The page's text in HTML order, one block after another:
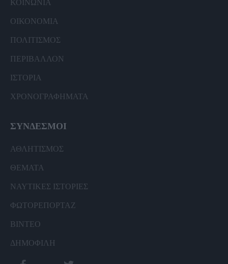
ΚΟΙΝΩΝΙΑ
ΟΙΚΟΝΟΜΙΑ
ΠΟΛΙΤΙΣΜΟΣ
ΠΕΡΙΒΑΛΛΟΝ
ΙΣΤΟΡΙΑ
ΧΡΟΝΟΓΡΑΦΗΜΑΤΑ
ΣΥΝΔΕΣΜΟΙ
ΑΘΛΗΤΙΣΜΟΣ
ΘΕΜΑΤΑ
ΝΑΥΤΙΚΕΣ ΙΣΤΟΡΙΕΣ
ΦΩΤΟΡΕΠΟΡΤΑΖ
ΒΙΝΤΕΟ
ΔΗΜΟΦΙΛΗ